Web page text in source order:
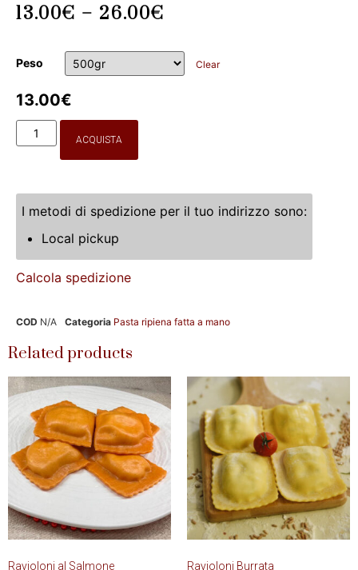
13.00€ – 26.00€
Peso Clear
13.00€
ACQUISTA
I metodi di spedizione per il tuo indirizzo sono:
Local pickup
Calcola spedizione
COD N/A Categoria Pasta ripiena fatta a mano
Related products
Ravioloni al Salmone
Ravioloni Burrata